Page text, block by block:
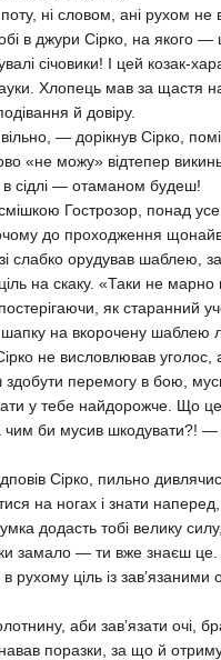
ні словом, ані рухом
в джури Сірко, на якого —
січовики! І цей козак-
Хлопець мав за щастя
й довіру.
— дорікнув Сірко,
«не можу» відтепер викинь
сідлі — отаманом будеш!
Гострозор, понад
до проходження
орудував шаблею,
ціль на скаку. «Таки не
як старанний
на вкорочену шаблею
не висловлював
перемогу в бою,
у тебе найдорожче. Що
би мусив шкодувати?! —
Сірко, пильно
на ногах і знати
додасть тобі велику
замало — ти вже знаєш
рухому ціль із
аби зав’язати очі,
поразки, за що й